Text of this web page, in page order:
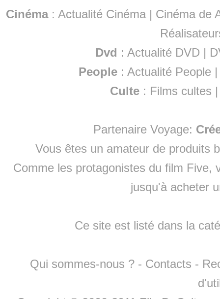
Cinéma: Actualité Cinéma | Cinéma de
Dvd : Actualité DVD |
People :Actualité People
Culte : Films cultes
Partenaire Voyage:
Vous êtes un amateur de produits
Comme les protagonistes du film Five,
jusqu'à acheter
Ce site est listé dans la
Qui sommes-nous ? - Contacts -